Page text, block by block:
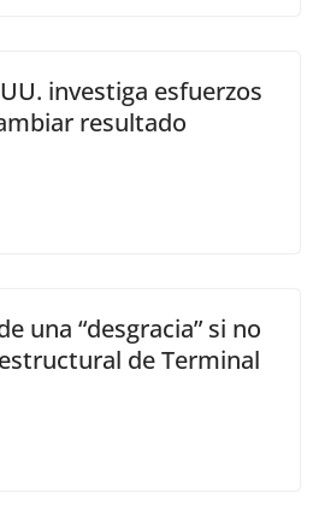
investiga esfuerzos
resultado
una “desgracia” si no
de Terminal